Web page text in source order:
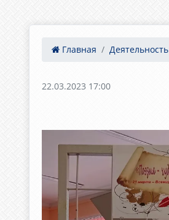
Главная Деятельность
22.03.2023 17:00